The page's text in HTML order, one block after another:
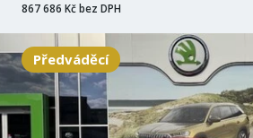
867 686 Kč bez DPH
Předváděcí